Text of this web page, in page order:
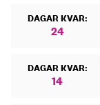
DAGAR KVAR:
24
DAGAR KVAR:
14